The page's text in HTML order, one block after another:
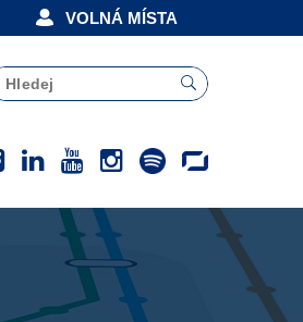
VOLNÁ MÍSTA